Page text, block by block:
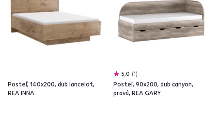
Posteľ, 140x200, dub lancelot,
REA INNA
5,0 1
Posteľ, 90x200, dub canyon,
pravá, REA GARY